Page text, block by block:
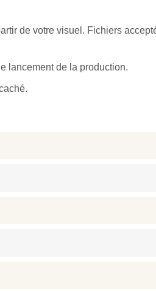
de votre visuel. Fichiers
lancement de la production.